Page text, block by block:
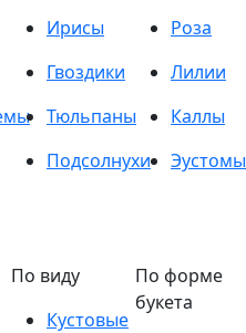
Ирисы
Роза
Гвоздики
Лилии
Тюльпаны
Каллы
Подсолнухи
Эустомы
По виду
Кустовые
По форме
букета